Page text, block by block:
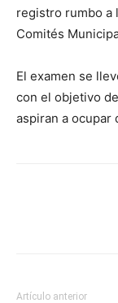
registro rumbo a
Comités
El examen se
con el objetivo
aspiran a ocupar
Artículo anterior